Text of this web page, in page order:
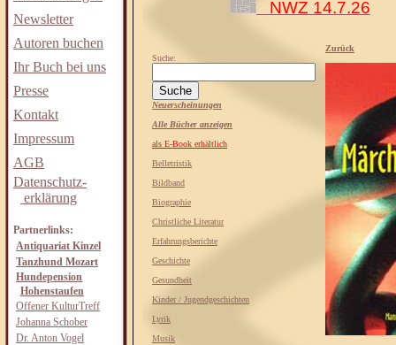
Newsletter
Autoren buchen
Ihr Buch bei uns
Presse
Kontakt
Impressum
AGB
Datenschutz-
erklärung
Partnerlinks:
Antiquariat Kinzel
Tanzhund Mozart
Hundepension
Hohenstaufen
Offener KulturTreff
Johanna Schober
Dr. Anton Vogel
NWZ 14.7.26
Suche:
Neuerscheinungen
Alle Bücher anzeigen
als E-Book erhältlich
Belletristik
Bildband
Biographie
Christliche Literatur
Erfahrungsberichte
Geschichte
Gesundheit
Kinder / Jugendgeschichten
Lyrik
Musik
Zurück